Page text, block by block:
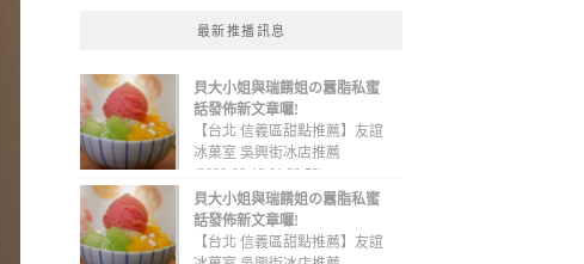
最新推播訊息
貝大小姐與瑞餚姐の囂脂私蜜
話發佈新文章囉!
【台北 信義區甜點推薦】友誼
冰菓室 吳興街冰店推薦
(2020-09-13 01:32:52)
貝大小姐與瑞餚姐の囂脂私蜜
話發佈新文章囉!
【台北 信義區甜點推薦】友誼